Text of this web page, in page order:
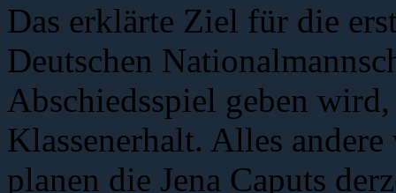
Das erklärte Ziel für die
Deutschen
Abschiedsspiel geben
Klassenerhalt. Alles
planen die Jena Caputs